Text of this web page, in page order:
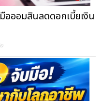
ออมสินลดดอกเบี้ยเงิน